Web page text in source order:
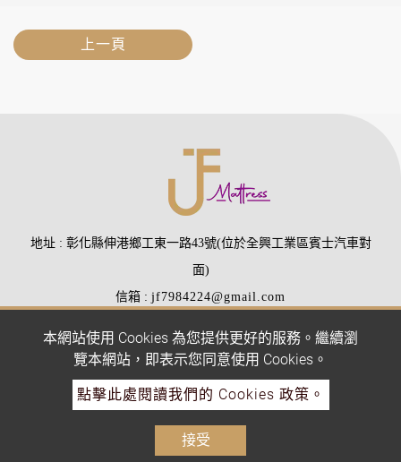
上一頁
本網站使用 Cookies 為您提供更好的服務。繼續瀏
覽本網站，即表示您同意使用 Cookies。
點擊此處閱讀我們的 Cookies 政策。
接受
地址
彰化縣伸港鄉工東一路43號(位於全興工業區賓士汽車對
面)
信箱
jf7984224@gmail.com
傳真
(04)7977407
Copyright © 2026 All rights reserved.
jf7984224@gmail.com